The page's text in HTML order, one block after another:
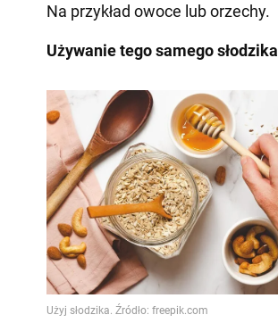
Na przykład owoce lub orzechy.
Używanie tego samego słodzika